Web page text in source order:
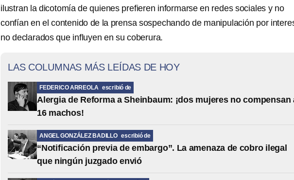
ilustran la dicotomía de quienes prefieren informarse en redes sociales y no
confían en el contenido de la prensa sospechando de manipulación por
no declarados que influyen en su coberura.
LAS COLUMNAS MÁS LEÍDAS DE HOY
FEDERICO ARREOLA escribió de
Alergia de Reforma a Sheinbaum: ¡dos mujeres no compensan
16 machos!
ANGEL GONZÁLEZ BADILLO escribió de
“Notificación previa de embargo”. La amenaza de cobro ilegal
que ningún juzgado envió